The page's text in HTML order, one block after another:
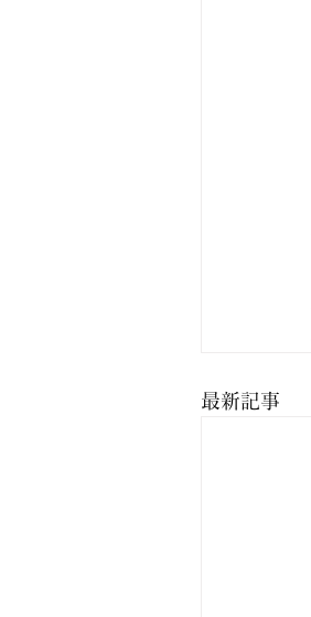
最新記事